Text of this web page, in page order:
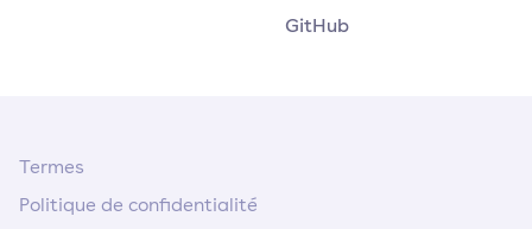
GitHub
Termes
Politique de confidentialité